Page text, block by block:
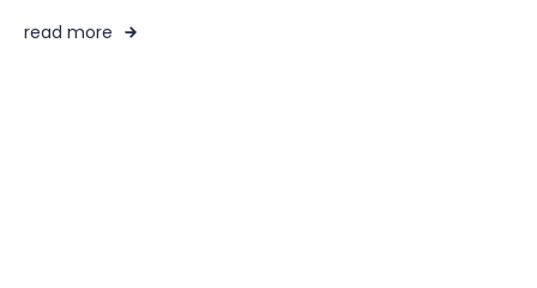
read more